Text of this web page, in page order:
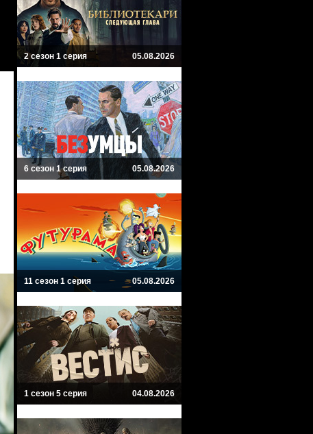
2 сезон 1 серия 05.08.2026
6 сезон 1 серия 05.08.2026
11 сезон 1 серия 05.08.2026
1 сезон 5 серия 04.08.2026